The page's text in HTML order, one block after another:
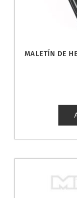
MALETÍN DE